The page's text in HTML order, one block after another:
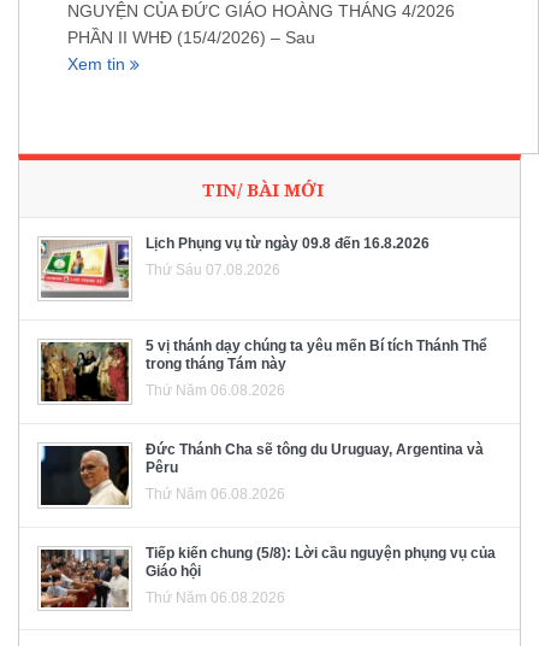
NGUYỆN CỦA ĐỨC GIÁO HOÀNG THÁNG 4/2026
PHẦN II WHĐ (15/4/2026) – Sau
Xem tin
TIN/ BÀI MỚI
Lịch Phụng vụ từ ngày 09.8 đến 16.8.2026
Thứ Sáu 07.08.2026
5 vị thánh dạy chúng ta yêu mến Bí tích Thánh Thể
trong tháng Tám này
Thứ Năm 06.08.2026
Đức Thánh Cha sẽ tông du Uruguay, Argentina và
Pêru
Thứ Năm 06.08.2026
Tiếp kiến chung (5/8): Lời cầu nguyện phụng vụ của
Giáo hội
Thứ Năm 06.08.2026